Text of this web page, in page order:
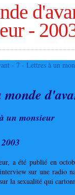
-
monde
un monsieur
2003
a été publié en
sur une radio
la sexualité qui